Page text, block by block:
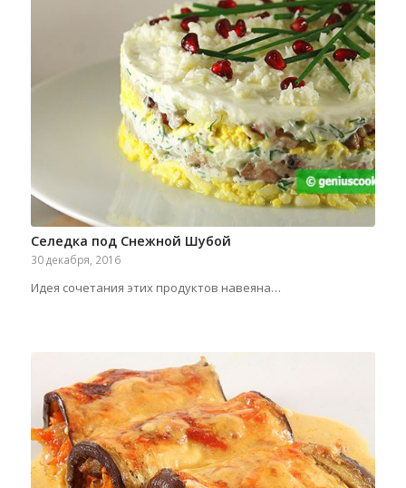
Селедка под Снежной Шубой
30 декабря, 2016
Идея сочетания этих продуктов навеяна…